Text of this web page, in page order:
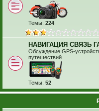
Темы: 224
НАВИГАЦИЯ СВЯЗЬ
Обсуждение GPS-
путешествий
Темы: 52